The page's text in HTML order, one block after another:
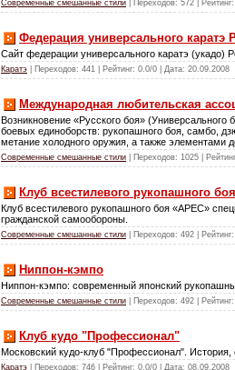
Современные смешанные стили | Переходов: 572 |
Федерация универсального каратэ
Сайт федерации универсального каратэ (укадо)
Каратэ | Переходов: 441 | Рейтинг: 0.0/0 | Дата: 20.09.2008
Международная любительская
Возникновение «Русского боя» (Универсального
боевых единоборств: рукопашного боя, самбо,
метание холодного оружия, а также элементами
Современные смешанные стили | Переходов: 1025 |
Клуб всестилевого рукопашного
Клуб всестилевого рукопашного боя «АРЕС»
гражданской самообороны.
Современные смешанные стили | Переходов: 492 |
Ниппон-кэмпо
Ниппон-кэмпо: современный японский
Современные смешанные стили | Переходов: 492 |
Клуб кудо "Профессионал"
Московский кудо-клуб "Профессионал". История,
Каратэ | Переходов: 746 | Рейтинг: 0.0/0 | Дата: 08.09.2008